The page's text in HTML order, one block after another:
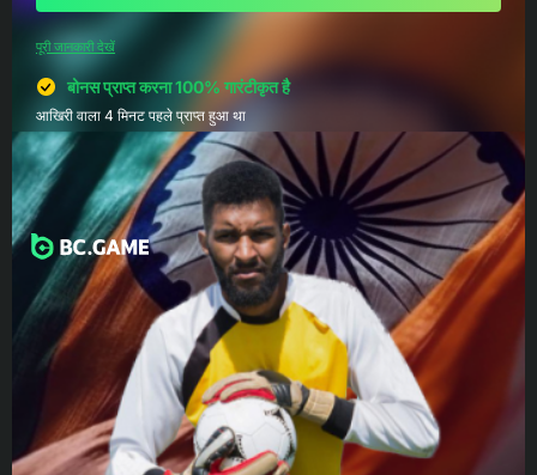
पूरी जानकारी देखें
बोनस प्राप्त करना 100% गारंटीकृत है
आखिरी वाला 4 मिनट पहले प्राप्त हुआ था